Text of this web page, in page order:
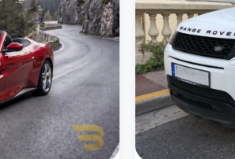
Land Rover